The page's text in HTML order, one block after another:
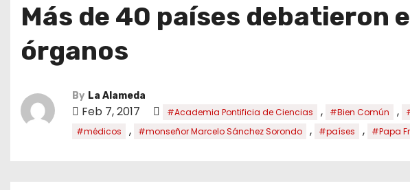
Más de 40 países debatieron
órganos
By La Alameda
Feb 7, 2017 #Academia Pontificia de Ciencias , #Bien Común ,
#médicos , #monseñor Marcelo Sánchez Sorondo , #países , #Papa